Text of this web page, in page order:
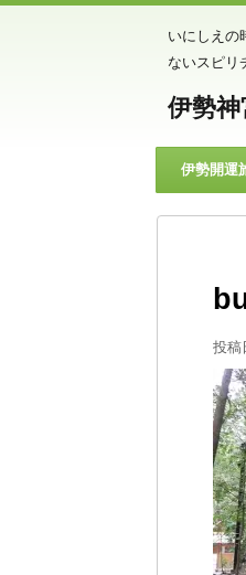
いにしえの
ないスピリ
伊勢
伊勢開運
投稿